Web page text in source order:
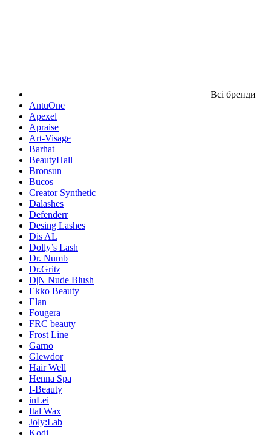
Всі бренди
AntuOne
Apexel
Apraise
Art-Visage
Barhat
BeautyHall
Bronsun
Bucos
Creator Synthetic
Dalashes
Defenderr
Desing Lashes
Dis AL
Dolly’s Lash
Dr. Numb
Dr.Gritz
D|N Nude Blush
Ekko Beauty
Elan
Fougera
FRC beauty
Frost Line
Garno
Glewdor
Hair Well
Henna Spa
I-Beauty
inLei
Ital Wax
Joly:Lab
Kodi